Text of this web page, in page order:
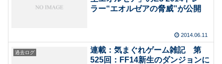
ラー“エオルゼアの脅威”が公開
2014.06.11
過去ログ
連載：気まぐれゲーム雑記 第
525回：FF14新生のダンジョンに